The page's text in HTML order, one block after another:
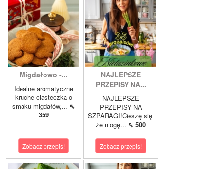
Migdałowo -...
Idealne aromatyczne
kruche ciasteczka o
smaku migdałów,... ⇖
359
Zobacz przepis!
NAJLEPSZE
PRZEPISY NA...
NAJLEPSZE
PRZEPISY NA
SZPARAGI!Cieszę się,
że mogę... ⇖ 500
Zobacz przepis!